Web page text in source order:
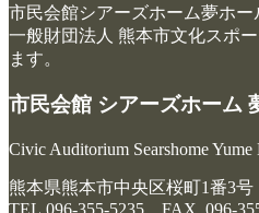
市民会館シアーズホーム夢ホー
一般財団法人 熊本市文化スポ
ます。
市民会館 シアーズホーム
Civic Auditorium Searshome Yume
熊本県熊本市中央区桜町1番3号
TEL.096-355-5235 FAX. 096-
施設ご利用について
施設使用料について
各施設の設備詳細・
アクセス